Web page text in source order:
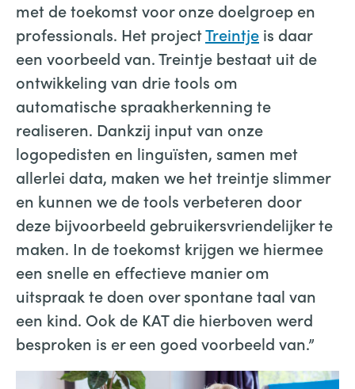
met de toekomst voor onze doelgroep en
professionals. Het projectTreintje is daar
een voorbeeld van. Treintje bestaat uit de
ontwikkeling van drie tools om
automatische spraakherkenning te
realiseren. Dankzij input van onze
logopedisten en linguïsten, samen met
allerlei data, maken we het treintje slimmer
en kunnen we de tools verbeteren door
deze bijvoorbeeld gebruikersvriendelijker te
maken. In de toekomst krijgen we hiermee
een snelle en effectieve manier om
uitspraak te doen over spontane taal van
een kind. Ook de KAT die hierboven werd
besproken is er een goed voorbeeld van.”